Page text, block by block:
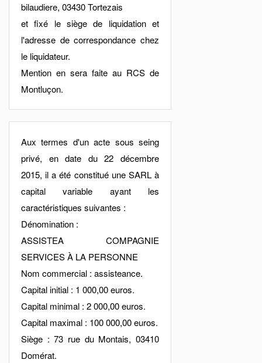
bilaudiere, 03430 Tortezais
et fixé le siège de liquidation et
l'adresse de correspondance chez
le liquidateur.
Mention en sera faite au RCS de
Montluçon.
Aux termes d'un acte sous seing
privé, en date du 22 décembre
2015, il a été constitué une SARL à
capital variable ayant les
caractéristiques suivantes :
Dénomination :
ASSISTEA COMPAGNIE
SERVICES À LA PERSONNE
Nom commercial : assisteance.
Capital initial : 1 000,00 euros.
Capital minimal : 2 000,00 euros.
Capital maximal : 100 000,00 euros.
Siège : 73 rue du Montais, 03410
Domérat.